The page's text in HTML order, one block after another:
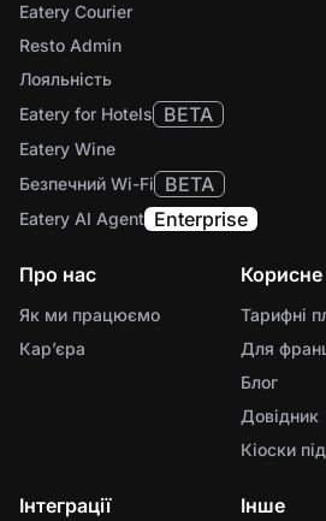
Eatery Courier
Resto Admin
Лояльність
Eatery for Hotels
BETA
Eatery Wine
Безпечний Wi-Fi
BETA
Eatery AI Agent Enterprise
Про нас
Як ми працюємо
Карʼєра
Корисне
Тарифні
Для
Блог
Довідник
Кіоски
Інтеграції Інше